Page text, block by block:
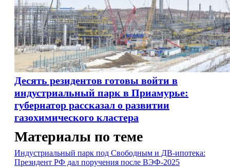
Десять резидентов готовы войти в
индустриальный парк в Приамурье:
губернатор рассказал о развитии
газохимического кластера
Материалы по теме
Индустриальный парк под Свободным и ДВ-ипотека:
Президент РФ дал поручения после ВЭФ-2025